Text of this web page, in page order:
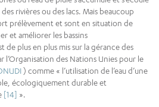
rivières ou des lacs. Mais beaucoup
prélèvement et sont en situation de
et améliorer les bassins
de plus en plus mis sur la gérance des
l’Organisation des Nations Unies pour le
) comme « l’utilisation de l’eau d’une
écologiquement durable et
[14] ».